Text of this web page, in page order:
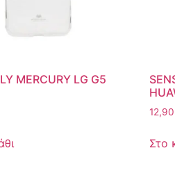
MERCURY LG G5
Στο